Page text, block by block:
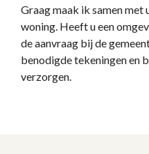
Graag maak ik samen met
woning. Heeft u een
de aanvraag bij de
benodigde tekeningen en
verzorgen.